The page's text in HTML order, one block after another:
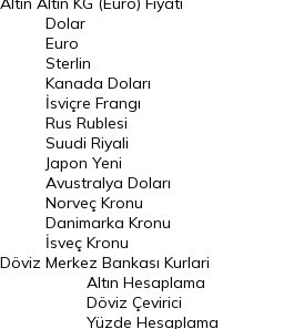
Euro Kuru
Pound Kuru
Frank Kuru
Riyal Kuru
Avustralya Doları
Danimarka Kronu Kuru
Kanada Doları Kuru
Norveç Kronu Kuru
İsveç Kronu Kuru
Döviz
Dolar
Euro
Sterlin
Kanada Doları
İsviçre Frangı
Rus Rublesi
Suudi Riyali
Japon Yeni
Avustralya Doları
Norveç Kronu
Danimarka Kronu
İsveç Kronu
Merkez Bankası Kurlari
Altın Hesaplama
Döviz Çevirici
Yüzde Hesaplama